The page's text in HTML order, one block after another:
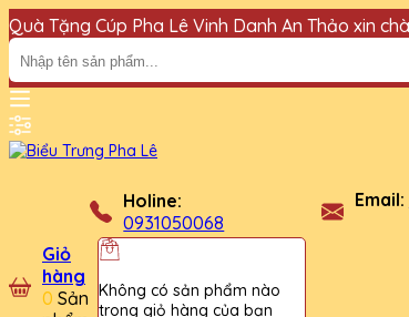
Quà Tặng Cúp Pha Lê Vinh Danh An Thảo xin
Holine:
0931050068
Email:
Giỏ
hàng
0 Sản Không có sản phẩm nào
trong giỏ hàng của bạn